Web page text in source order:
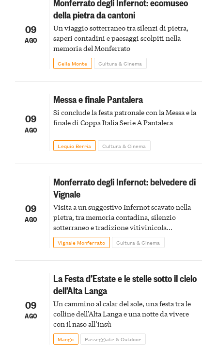
09
AGO
della pietra da cantoni
Un viaggio sotterraneo tra silenzi di pietra,
saperi contadini e paesaggi scolpiti nella
memoria del Monferrato
Cella Monte Cultura & Cinema
09
AGO
Messa e finale Pantalera
Si conclude la festa patronale con la Messa e la
finale di Coppa Italia Serie A Pantalera
Lequio Berria Cultura & Cinema
09
AGO
Monferrato degli Infernot: belvedere di
Vignale
Visita a un suggestivo Infernot scavato nella
pietra, tra memoria contadina, silenzio
sotterraneo e tradizione vitivinicola
monferrina
Vignale Monferrato Cultura & Cinema
09
AGO
La Festa d’Estate e le stelle sotto il cielo
dell’Alta Langa
Un cammino al calar del sole, una festa tra le
colline dell’Alta Langa e una notte da vivere
con il naso all’insù
Mango Passeggiate & Outdoor